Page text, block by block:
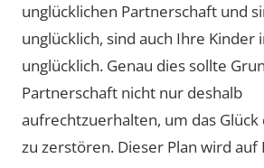
unglücklichen Partnerschaft und
unglücklich, sind auch Ihre Kinder
unglücklich. Genau dies sollte
Partnerschaft nicht nur deshalb
aufrechtzuerhalten, um das
zu zerstören. Dieser Plan wird auf